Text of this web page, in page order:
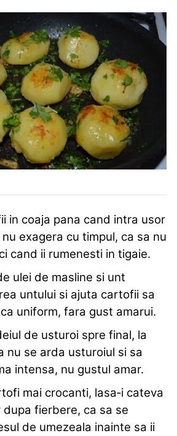
in coaja pana cand intra usor
exagera cu timpul, ca sa nu
cand ii rumenesti in tigaie.
ulei de masline si unt
untului si ajuta cartofii sa
uniform, fara gust amarui.
de usturoi spre final, la
nu se arda usturoiul si sa
intensa, nu gustul amar.
mai crocanti, lasa‑i cateva
dupa fierbere, ca sa se
de umezeala inainte sa ii